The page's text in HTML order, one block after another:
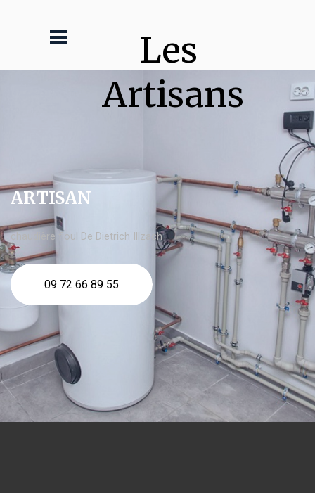
Les
Artisans
ARTISAN
chaudière fioul De Dietrich Illzach
09 72 66 89 55